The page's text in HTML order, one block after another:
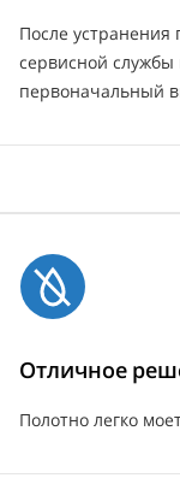
После устранения
сервисной службы
первоначальный
Отличное
Полотно легко